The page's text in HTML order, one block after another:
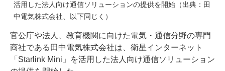
活用した法人向け通信ソリューションの提供を開始（出典：田
中電気株式会社、以下同じく）
官公庁や法人、教育機関に向けた電気・通信分野の専門
商社である田中電気株式会社は、衛星インターネット
「Starlink Mini」を活用した法人向け通信ソリューション